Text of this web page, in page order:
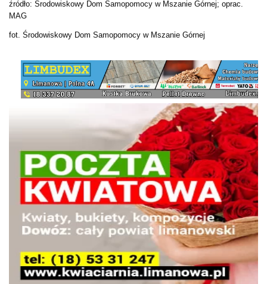
źródło: Środowiskowy Dom Samopomocy w Mszanie Górnej; oprac.
MAG
fot. Środowiskowy Dom Samopomocy w Mszanie Górnej